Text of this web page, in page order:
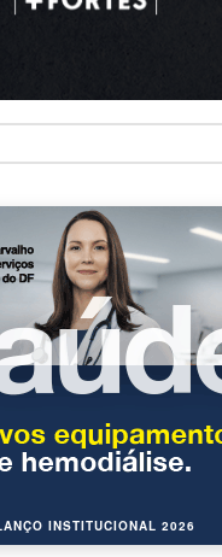
INSTITUCIONAL 2026